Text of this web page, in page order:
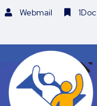
Webmail
1Doc